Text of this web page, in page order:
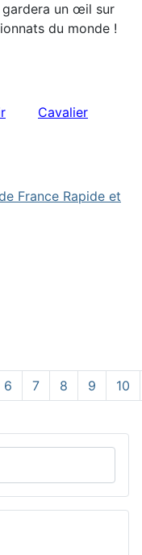
gardera un œil sur
du monde !
Cavalier
France Rapide et
6 7 8 9 10